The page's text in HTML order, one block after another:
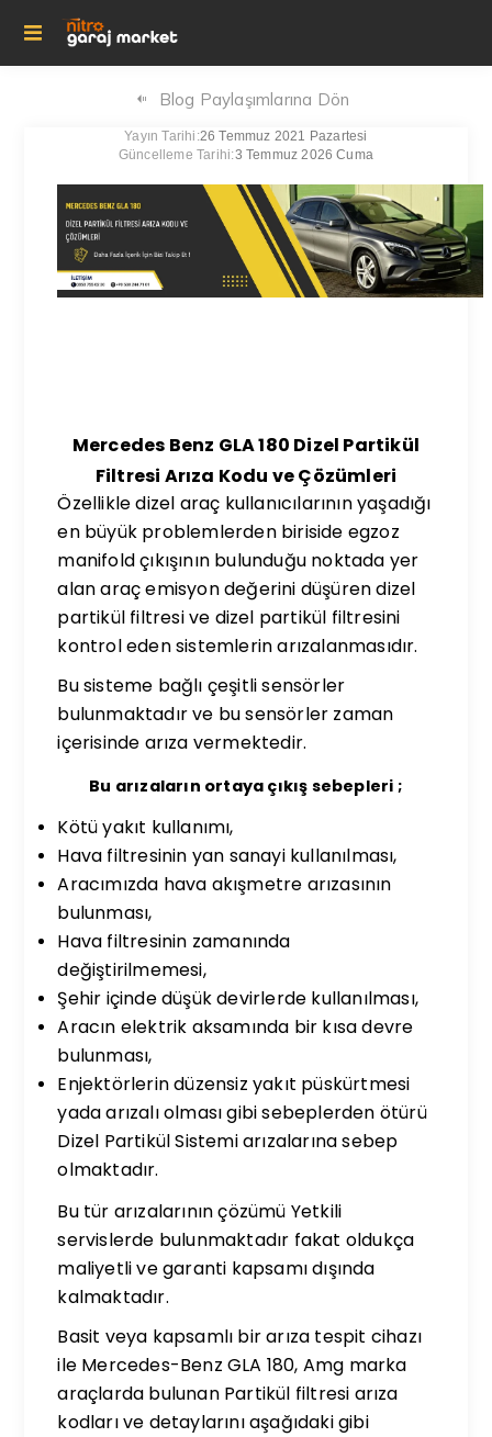
Blog Paylaşımlarına Dön
Yayın Tarihi:26 Temmuz 2021 Pazartesi
Güncelleme Tarihi:3 Temmuz 2026 Cuma
Mercedes Benz GLA 180 Dizel Partikül
Filtresi Arıza Kodu ve Çözümleri
Özellikle dizel araç kullanıcılarının yaşadığı
en büyük problemlerden biriside egzoz
manifold çıkışının bulunduğu noktada yer
alan araç emisyon değerini düşüren dizel
partikül filtresi ve dizel partikül filtresini
kontrol eden sistemlerin arızalanmasıdır.
Bu sisteme bağlı çeşitli sensörler
bulunmaktadır ve bu sensörler zaman
içerisinde arıza vermektedir.
Bu arızaların ortaya çıkış sebepleri ;
Kötü yakıt kullanımı,
Hava filtresinin yan sanayi kullanılması,
Aracımızda hava akışmetre arızasının
bulunması,
Hava filtresinin zamanında
değiştirilmemesi,
Şehir içinde düşük devirlerde kullanılması,
Aracın elektrik aksamında bir kısa devre
bulunması,
Enjektörlerin düzensiz yakıt püskürtmesi
yada arızalı olması gibi sebeplerden ötürü
Dizel Partikül Sistemi arızalarına sebep
olmaktadır.
Bu tür arızalarının çözümü Yetkili
servislerde bulunmaktadır fakat oldukça
maliyetli ve garanti kapsamı dışında
kalmaktadır.
Basit veya kapsamlı bir arıza tespit cihazı
ile Mercedes-Benz GLA 180, Amg marka
araçlarda bulunan Partikül filtresi arıza
kodları ve detaylarını aşağıdaki gibi